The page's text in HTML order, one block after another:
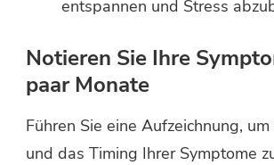
entspannen und Stress
Notieren Sie Ihre
paar Monate
Führen Sie eine Aufzeichnung,
und das Timing Ihrer Symptome